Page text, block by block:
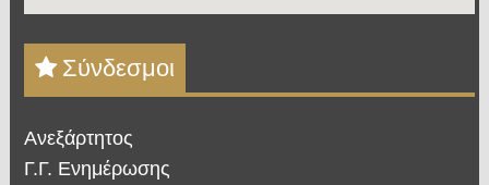
Σύνδεσμοι
Ανεξάρτητος
Γ.Γ. Ενημέρωσης